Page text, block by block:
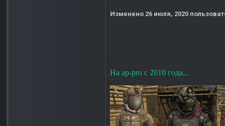
Изменено 26 июля, 2020
На ap-pro с 2010 года...